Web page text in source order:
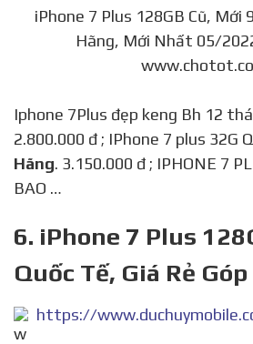
iPhone 7 Plus 128GB Cũ, Mới
Hãng, Mới Nhất 05/
Iphone 7Plus đẹp keng Bh 12 tháng Góp 0.
2.800.000 đ ; IPhone 7 plus 32G
Hãng. 3.150.000 đ ; IPHONE 7
BAO …
6. iPhone 7 Plus
Quốc Tế, Giá Rẻ Góp